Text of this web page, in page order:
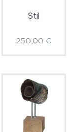
Stil
250,00 €